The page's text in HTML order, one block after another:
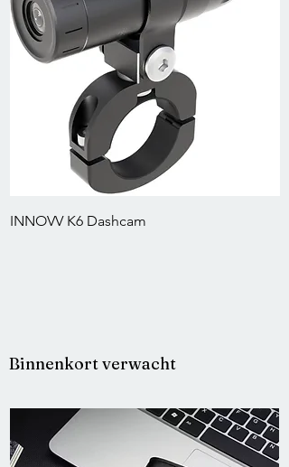
INNOVV K6 Dashcam
Binnenkort verwacht